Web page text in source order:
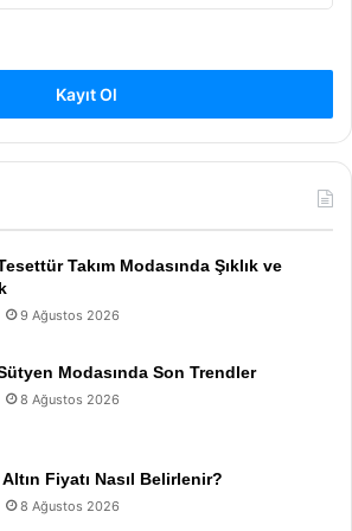
Kayıt Ol
Takım Modasında Şıklık ve
9 Ağustos 2026
Modasında Son Trendler
8 Ağustos 2026
Altın Fiyatı Nasıl Belirlenir?
8 Ağustos 2026